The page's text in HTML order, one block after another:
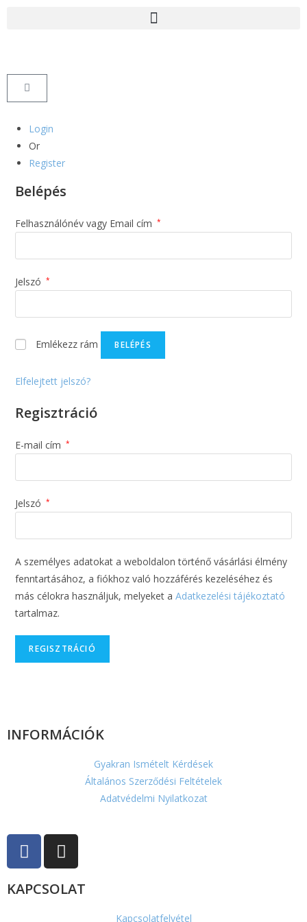
Login
Or
Register
Belépés
Felhasználónév vagy Email cím *
Jelszó *
Emlékezz rám BELÉPÉS
Elfelejtett jelszó?
Regisztráció
E-mail cím *
Jelszó *
A személyes adatokat a weboldalon történő vásárlási élmény
fenntartásához, a fiókhoz való hozzáférés kezeléséhez és
más célokra használjuk, melyeket aAdatkezelési tájékoztató
tartalmaz.
REGISZTRÁCIÓ
KAPCSOLAT
Kapcsolatfelvétel
INFORMÁCIÓK
Gyakran Ismételt Kérdések
Általános Szerződési Feltételek
Adatvédelmi Nyilatkozat